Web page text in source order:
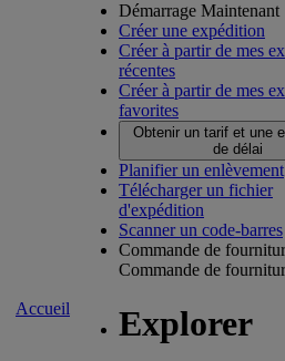
Accueil
Démarrage Maintenant
Créer une expédition
Créer à partir de mes
récentes
Créer à partir de mes
favorites
Obtenir un tarif et une
de délai
Planifier un enlèvement
Télécharger un fichier
d'expédition
Scanner un code-barres
Commande de
Commande de
Explorer